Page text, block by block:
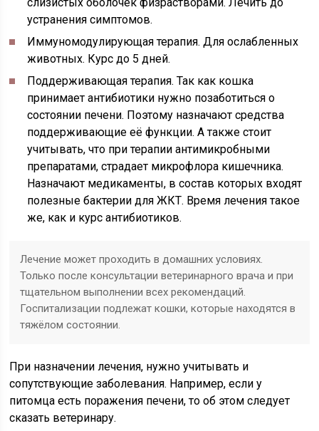
слизистых оболочек физрастворами. Лечить до
устранения симптомов.
Иммуномодулирующая терапия. Для ослабленных
животных. Курс до 5 дней.
Поддерживающая терапия. Так как кошка
принимает антибиотики нужно позаботиться о
состоянии печени. Поэтому назначают средства
поддерживающие её функции. А также стоит
учитывать, что при терапии антимикробными
препаратами, страдает микрофлора кишечника.
Назначают медикаменты, в состав которых входят
полезные бактерии для ЖКТ. Время лечения такое
же, как и курс антибиотиков.
Лечение может проходить в домашних условиях.
Только после консультации ветеринарного врача и при
тщательном выполнении всех рекомендаций.
Госпитализации подлежат кошки, которые находятся в
тяжёлом состоянии.
При назначении лечения, нужно учитывать и
сопутствующие заболевания. Например, если у
питомца есть поражения печени, то об этом следует
сказать ветеринару.